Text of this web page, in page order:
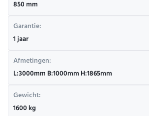
850 mm
Garantie:
1 jaar
Afmetingen:
L:3000mm B:1000mm H:1865mm
Gewicht:
1600 kg